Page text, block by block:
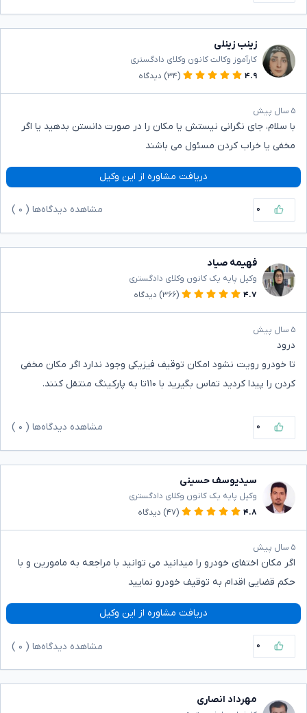
زینب زینلی
کارآموز وکالت کانون وکلای دادگستری
۴.۹
(۳۴) دیدگاه
۵ سال پیش
با سلام، جای نگرانی نیستش یا مکان را در صورت دانستن بدهید یا اگر
مخفی یا خراب کردن مسئول می باشند
دریافت مشاوره از این وکیل
۰ مشاهده دیدگاه‌ها ( ۰
فهیمه صیاد
وکیل پایه یک کانون وکلای دادگستری
۴.۷
(۳۶۶) دیدگاه
۵ سال پیش
درود
تا خودرو رویت نشود امکان توقیف فیزیکی وجود ندارد اگر مکان مخفی
کردن را پیدا کردید تماس بگیرید با ۱۱۰تا به پارکینگ منتقل کنند.
۰ مشاهده دیدگاه‌ها ( ۰
سیدیوسف حسینی
وکیل پایه یک کانون وکلای دادگستری
۴.۸
(۴۷) دیدگاه
۵ سال پیش
اگر مکان اختفای خودرو را میدانید می توانید با مراجعه به مامورین و با
حکم قضایی اقدام به توقیف خودرو نمایید
دریافت مشاوره از این وکیل
۰ مشاهده دیدگاه‌ها ( ۰
مهرداد انصاری